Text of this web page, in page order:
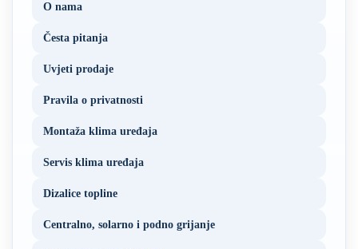
O nama
Česta pitanja
Uvjeti prodaje
Pravila o privatnosti
Montaža klima uređaja
Servis klima uređaja
Dizalice topline
Centralno, solarno i podno grijanje